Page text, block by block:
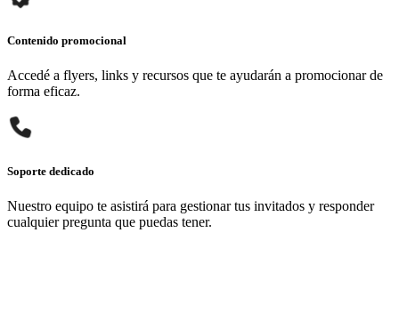
Contenido promocional
Accedé a flyers, links y recursos que te ayudarán a promocionar de
forma eficaz.
Soporte dedicado
Nuestro equipo te asistirá para gestionar tus invitados y responder
cualquier pregunta que puedas tener.